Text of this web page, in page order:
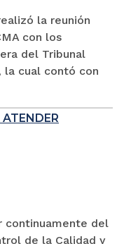
la reunión
con los
del Tribunal
la cual contó con
continuamente del
de la Calidad y